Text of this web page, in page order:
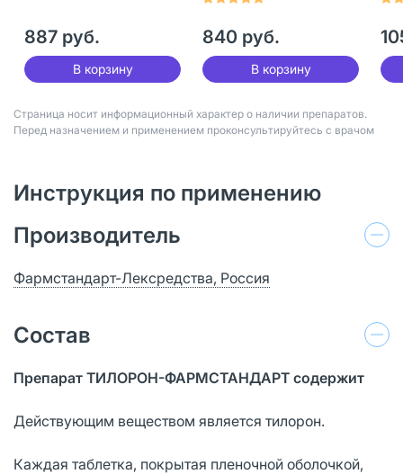
887 руб.
В корзину
840 руб.
В корзину
Страница носит информационный характер о наличии препаратов.
Перед назначением и применением проконсультируйтесь с врачом
Инструкция по применению
Производитель
Фармстандарт-Лексредства, Россия
Состав
Препарат ТИЛОРОН-ФАРМСТАНДАРТ содержит
Действующим веществом является тилорон.
Каждая таблетка, покрытая пленочной оболочкой,